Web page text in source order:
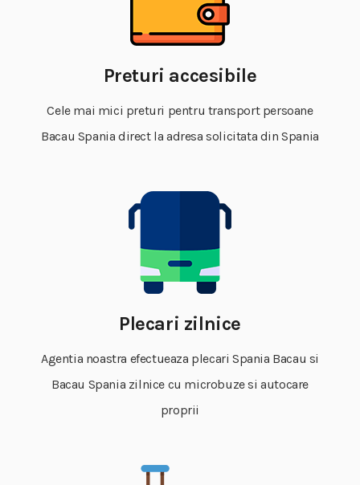
Preturi accesibile
Cele mai mici preturi pentru transport persoane
Bacau Spania direct la adresa solicitata din Spania
Plecari zilnice
Agentia noastra efectueaza plecari Spania Bacau si
Bacau Spania zilnice cu microbuze si autocare
proprii